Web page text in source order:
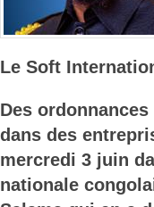
Le Soft
Des
dans des
mercredi 3 juin
nationale